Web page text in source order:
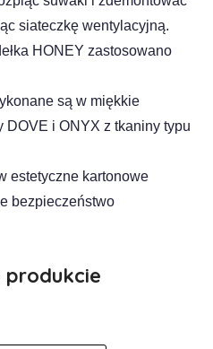
siateczkę wentylacyjną.
HONEY zastosowano
są w miękkie
DOVE i ONYX z tkaniny typu
estetyczne kartonowe
bezpieczeństwo
produkcie